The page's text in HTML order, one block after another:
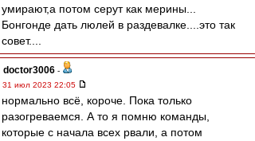
умирают,а потом серут как мерины...
Бонгонде дать люлей в раздевалке....это так
совет....
doctor3006 -
31 июл 2023 22:05
нормально всё, короче. Пока только
разогреваемся. А то я помню команды,
которые с начала всех рвали, а потом